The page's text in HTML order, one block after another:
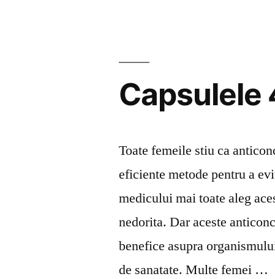
Capsulele
Toate femeile stiu ca
eficiente metode pentru a
medicului mai toate aleg
nedorita. Dar aceste
benefice asupra
de sanatate. Multe femei …